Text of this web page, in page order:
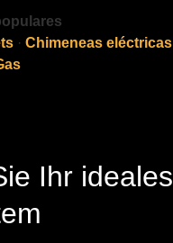
· Chimeneas eléctricas
Ihr ideales